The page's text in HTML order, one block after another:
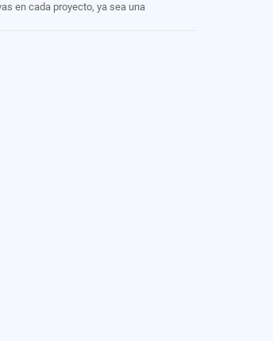
en cada proyecto, ya sea una
asombrado.